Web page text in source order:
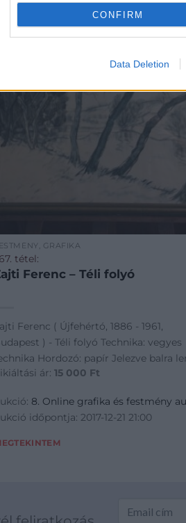
CONFIRM
Data Deletion
GRAFIKA
tétel:
Ferenc – Téli folyó
Ferenc ( Újfehértó, 1886 - 1961,
) - Téli folyó Technika: vegyes
Hordozó: papír Jelezve balra
ár:15 000 Ft
8. Online grafika és festmény
időpontja: 2017-12-21 21:00